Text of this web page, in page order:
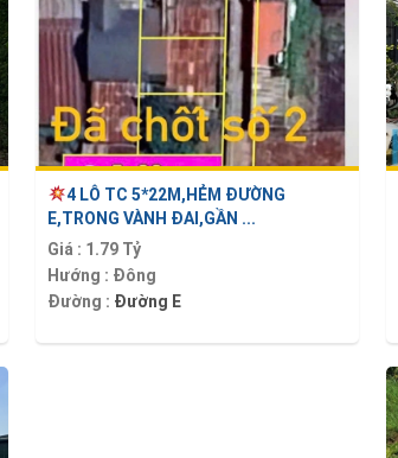
4 LÔ TC 5*22M,HẺM ĐƯỜNG
E,TRONG VÀNH ĐAI,GẦN ...
Giá : 1.79 Tỷ
Hướng : Đông
Đường : Đường E